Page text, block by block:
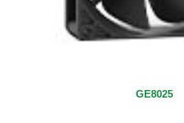
GE8025